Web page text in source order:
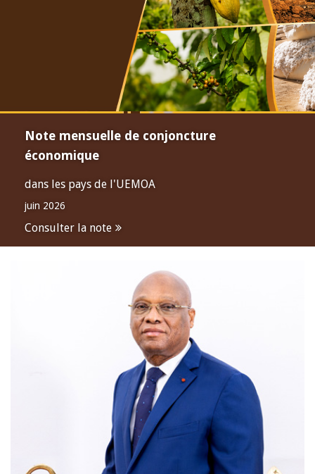
Note mensuelle de conjoncture
économique
dans les pays de l'UEMOA
juin 2026
Consulter la note